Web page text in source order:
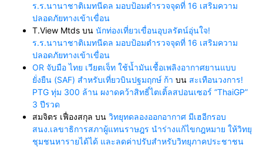
ร.ร.นานาชาติเมทนีดล มอบป้อมตำรวจจุดที่ 16 เสริมความ
ปลอดภัยทางเข้าเขื่อน
T.View Mtds บน นักท่องเที่ยวเขื่อนอุบลรัตน์อุ่นใจ!
ร.ร.นานาชาติเมทนีดล มอบป้อมตำรวจจุดที่ 16 เสริมความ
ปลอดภัยทางเข้าเขื่อน
OR จับมือ ไทย เวียตเจ็ท ใช้น้ำมันเชื้อเพลิงอากาศยานแบบ
ยั่งยืน (SAF) สำหรับเที่ยวบินปฐมฤกษ์ ก้า บน สะเทือนวงการ!
PTG ทุ่ม 300 ล้าน ผงาดคว้าสิทธิ์ไตเติ้ลสปอนเซอร์ “ThaiGP”
3 ปีรวด
สมจิตร เฟื่องสกุล บน วิทยุทดลองออกอากาศ มีเฮอีกรอบ
สนง.เลขาธิการสภาผู้แทนราษฎร นำร่างแก้ไขกฎหมาย ให้วิทยุ
ชุมชนหารายได้ได้ และลดค่าปรับสำหรับวิทยุภาคประชาชน